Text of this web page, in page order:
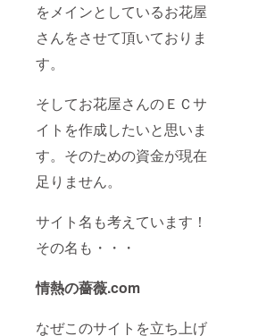
をメインとしているお花屋
さんをさせて頂いておりま
す。
そしてお花屋さんのＥＣサ
イトを作成したいと思いま
す。そのための資金が現在
足りません。
サイト名も考えています！
その名も・・・
情熱の薔薇.com
なぜこのサイトを立ち上げ